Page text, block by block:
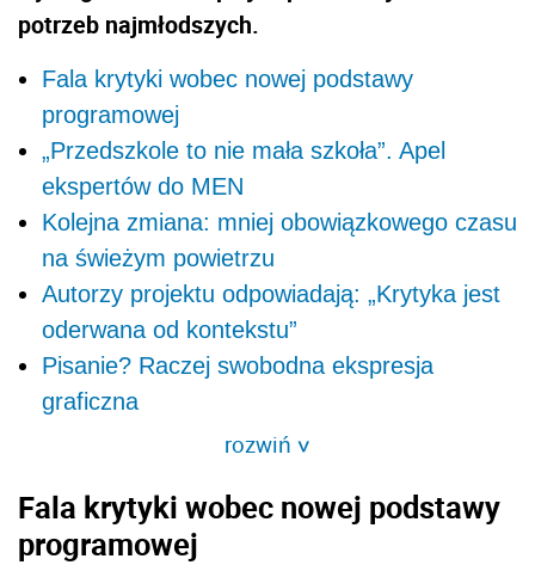
potrzeb najmłodszych.
Fala krytyki wobec nowej podstawy
programowej
„Przedszkole to nie mała szkoła”. Apel
ekspertów do MEN
Kolejna zmiana: mniej obowiązkowego czasu
na świeżym powietrzu
Autorzy projektu odpowiadają: „Krytyka jest
oderwana od kontekstu”
Pisanie? Raczej swobodna ekspresja
graficzna
rozwiń>
Fala krytyki wobec nowej podstawy
programowej